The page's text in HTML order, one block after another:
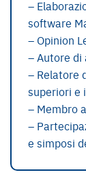
–
software
– Opinion
– Autore di
– Relatore
superiori e
– Membro
–
e simposi